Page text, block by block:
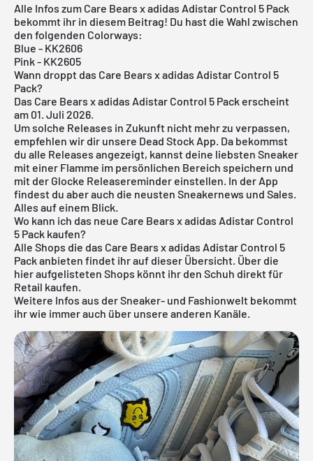
Alle Infos zum Care Bears x adidas Adistar Control 5 Pack
bekommt ihr in diesem Beitrag! Du hast die Wahl zwischen
den folgenden Colorways:
Blue - KK2606
Pink - KK2605
Wann droppt das Care Bears x adidas Adistar Control 5
Pack?
Das Care Bears x adidas Adistar Control 5 Pack erscheint
am 01. Juli 2026.
Um solche Releases in Zukunft nicht mehr zu verpassen,
empfehlen wir dir unsere Dead Stock App. Da bekommst
du alle Releases angezeigt, kannst deine liebsten Sneaker
mit einer Flamme im persönlichen Bereich speichern und
mit der Glocke Releasereminder einstellen. In der App
findest du aber auch die neusten Sneakernews und Sales.
Alles auf einem Blick.
Wo kann ich das neue Care Bears x adidas Adistar Control
5 Pack kaufen?
Alle Shops die das Care Bears x adidas Adistar Control 5
Pack anbieten findet ihr auf dieser Übersicht. Über die
hier aufgelisteten Shops könnt ihr den Schuh direkt für
Retail kaufen.
Weitere Infos aus derSneaker- und Fashionwelt bekommt
ihr wie immer auch über unsere anderen Kanäle.